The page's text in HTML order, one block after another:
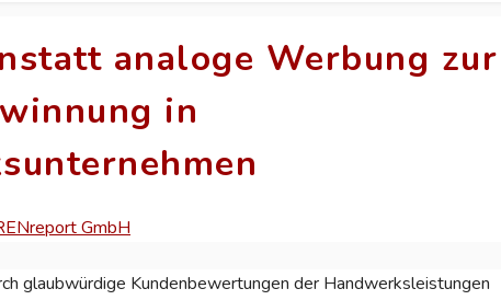
analoge Werbung zur
in
GmbH
glaubwürdige Kundenbewertungen der Handwerksleistungen